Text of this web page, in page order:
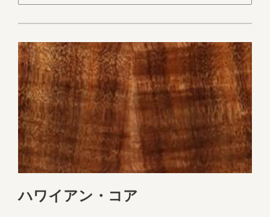
ハワイアン・コア